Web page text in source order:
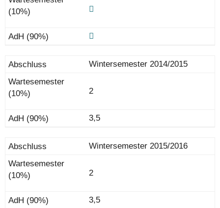
Wintersemester 2014/2015
2
3,5
Wintersemester 2015/2016
2
3,5